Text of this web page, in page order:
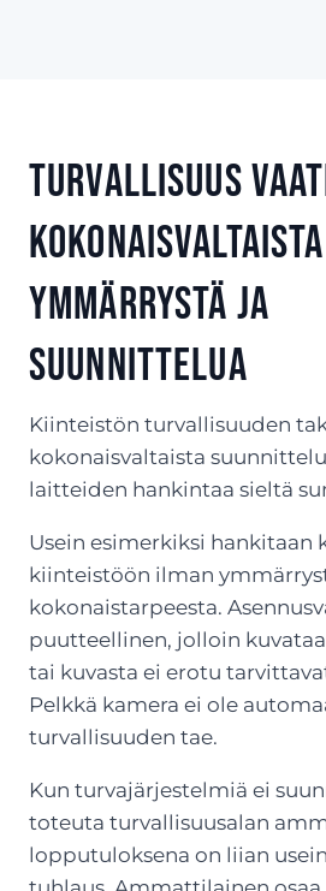
Turvallisuus
kokonaisvaltaista
ymmärrystä ja
suunnittelua
Kiinteistön turvallisuuden
kokonaisvaltaista
laitteiden hankintaa sieltä
Usein esimerkiksi hankitaan
kiinteistöön ilman
kokonaistarpeesta.
puutteellinen, jolloin
tai kuvasta ei erotu
Pelkkä kamera ei ole
turvallisuuden tae.
Kun turvajärjestelmiä ei
toteuta turvallisuusalan
lopputuloksena on liian